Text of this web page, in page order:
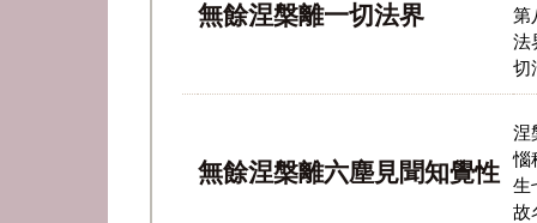
無餘涅槃離一切法界
第
法
切
無餘涅槃離六塵見聞知覺性
涅
惱
生
故